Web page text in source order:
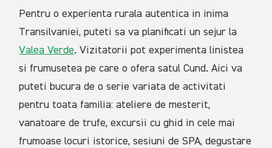
Pentru o experienta rurala autentica in inima
Transilvaniei, puteti sa va planificati un sejur la
Valea Verde. Vizitatorii pot experimenta linistea
si frumusetea pe care o ofera satul Cund. Aici va
puteti bucura de o serie variata de activitati
pentru toata familia: ateliere de mesterit,
vanatoare de trufe, excursii cu ghid in cele mai
frumoase locuri istorice, sesiuni de SPA, degustare